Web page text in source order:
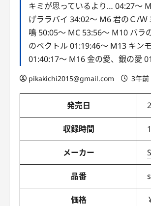
キミが思っているより… 04:27～
げララバイ 34:02～ M6 君のＣ/
鳴 50:05～ MC 53:56～ M10 バラ
のベクトル 01:19:46～ M13 キン
01:40:17～ M16 金の愛、銀の愛
pikakichi2015@gmail.com 3年前
発売日
収録時間
メーカー
品番
価格